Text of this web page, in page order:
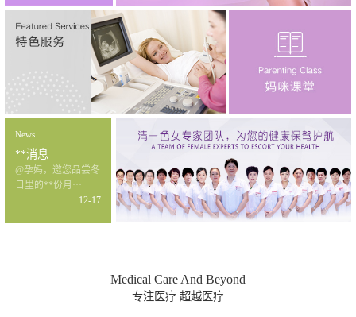
News
**消息
@孕妈，邀您品尝冬
日里的**份月···
12-17
Medical Care And Beyond
专注医疗 超越医疗